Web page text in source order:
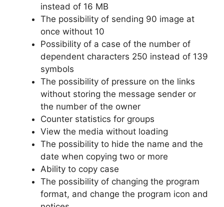
instead of 16 MB
​​The possibility of sending 90 image at
once without 10
Possibility of a case of the number of
dependent characters 250 instead of 139
symbols
The possibility of pressure on the links
without storing the message sender or
the number of the owner
Counter statistics for groups
View the media without loading
The possibility to hide the name and the
date when copying two or more
Ability to copy case
The possibility of changing the program
format, and change the program icon and